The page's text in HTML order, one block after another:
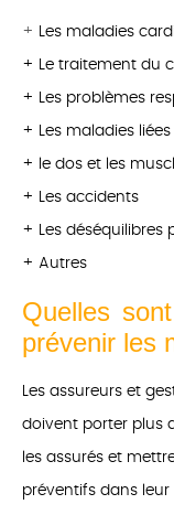
+ Les maladies
+ Le traitement du
+ Les problèmes
+ Les maladies
+ le dos et les
+ Les accidents
+ Les déséquilibres
+ Autres
Quelles
prévenir les
Les assureurs et
doivent porter plus
les assurés et
préventifs dans